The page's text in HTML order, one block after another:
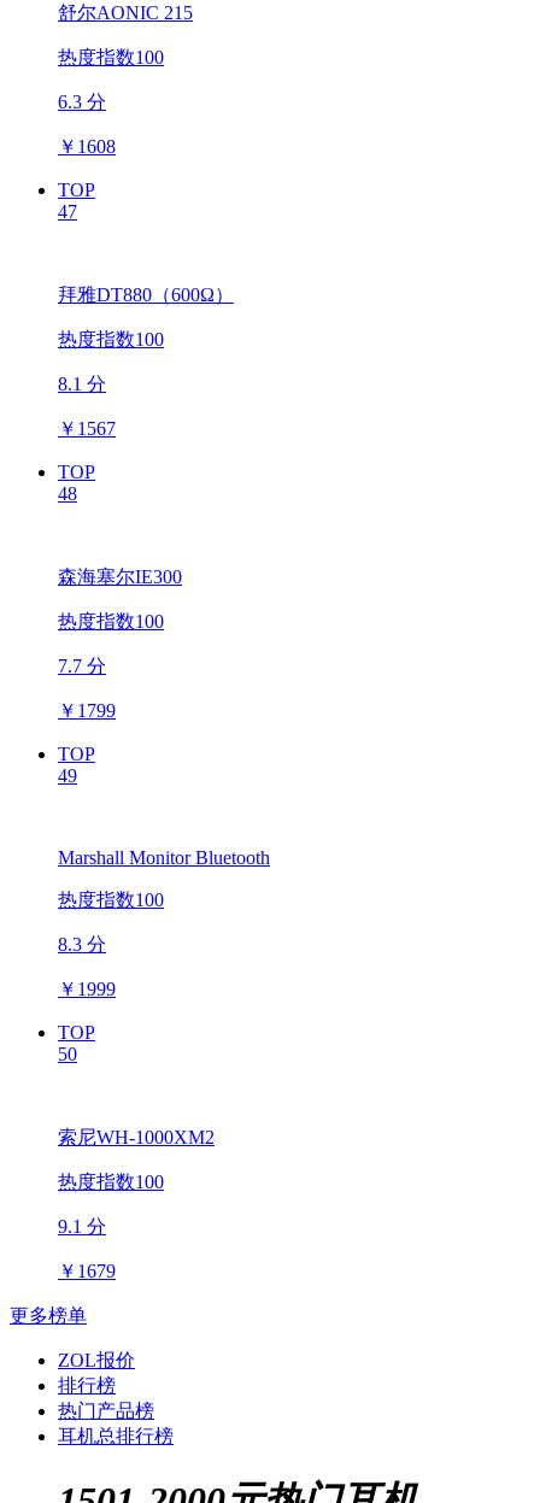
舒尔AONIC 215
热度指数100
6.3 分
￥ 1608
TOP
47
拜雅DT880（600Ω）
热度指数100
8.1 分
￥ 1567
TOP
48
森海塞尔IE300
热度指数100
7.7 分
￥ 1799
TOP
49
Marshall Monitor Bluetooth
热度指数100
8.3 分
￥ 1999
TOP
50
索尼WH-1000XM2
热度指数100
9.1 分
￥ 1679
更多榜单
ZOL报价
排行榜
热门产品榜
耳机总排行榜